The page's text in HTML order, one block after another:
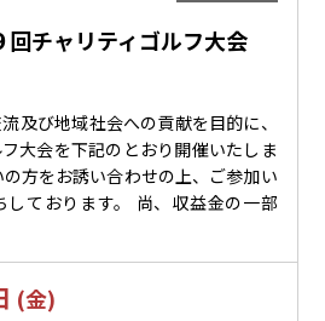
回チャリティゴルフ大会
及び地域社会への貢献を目的に、
大会を下記のとおり開催いたしま
方をお誘い合わせの上、ご参加い
ております。 尚、収益金の一部
(金)